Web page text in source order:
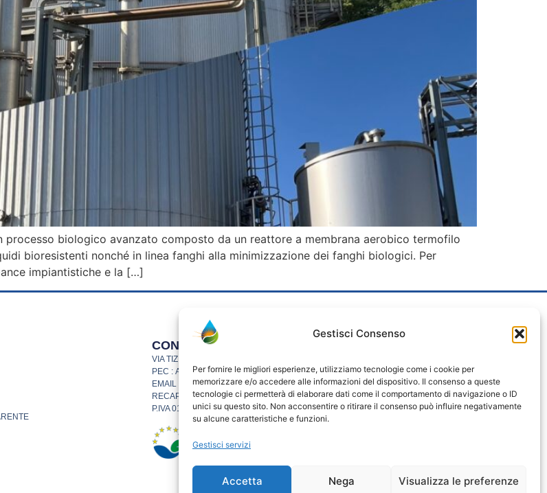
Gestisci Consenso
Per fornire le migliori esperienze, utilizziamo tecnologie come i cookie per
memorizzare e/o accedere alle informazioni del dispositivo. Il consenso a queste
tecnologie ci permetterà di elaborare dati come il comportamento di navigazione o ID
unici su questo sito. Non acconsentire o ritirare il consenso può influire negativamente
su alcune caratteristiche e funzioni.
Gestisci servizi
Accetta Nega Visualizza le preferenze
biologico avanzato composto da un reattore a membrana aerobico termofilo
bioresistenti nonché in linea fanghi alla minimizzazione dei fanghi biologici. Per
impiantistiche e la […]
CONTATTI
VIA TIZIANO VECELLIO Nº 540 – 27036 MORTARA (PV)
PEC : ASMORTARA@PEC.ASMORTARA.EU
EMAIL
NFO@ASMORTARA.EU
RECAPITI TELEFONICI CENTRALINO : 340.2225451 – 0384 1970238
P.IVA 01932570185